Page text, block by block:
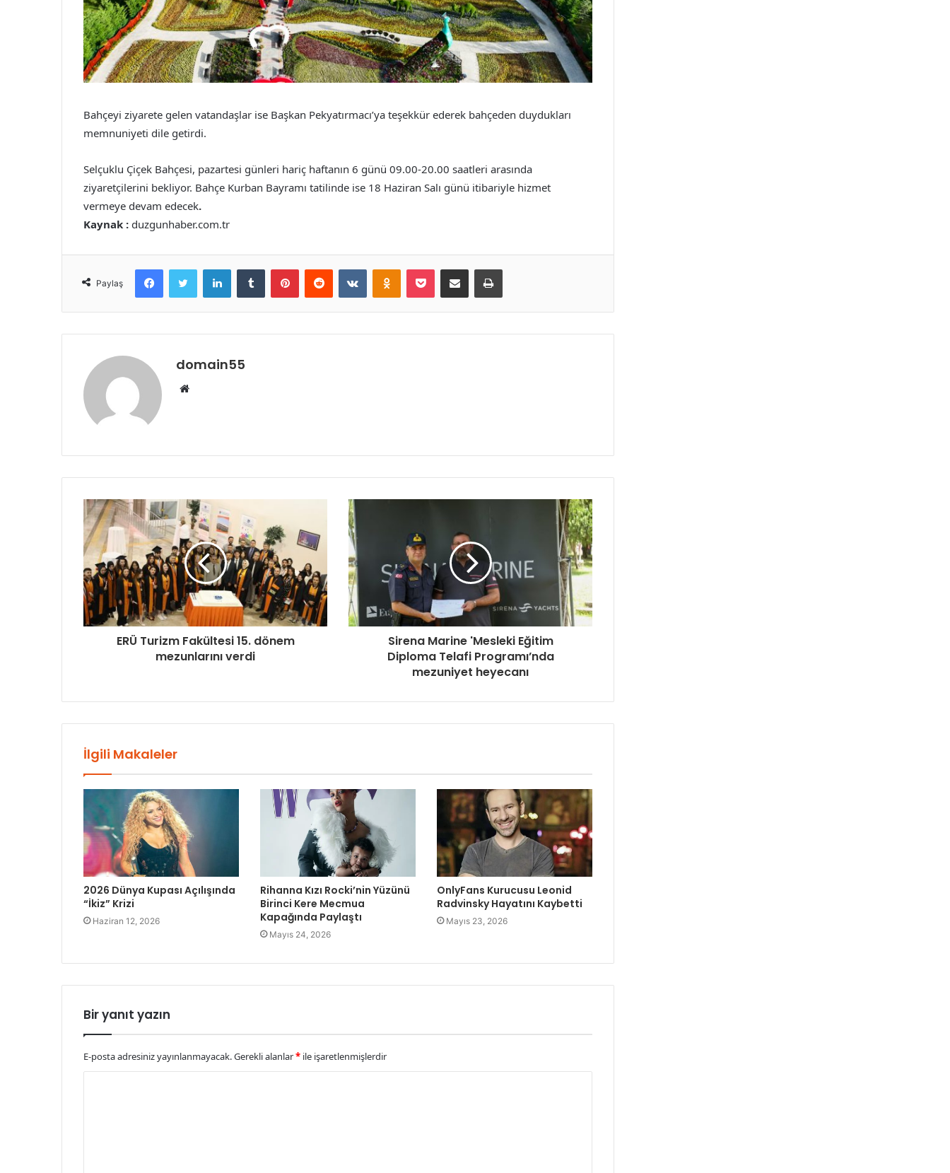
Bahçeyi ziyarete gelen vatandaşlar ise Başkan Pekyatırmacı’ya teşekkür ederek bahçeden duydukları
memnuniyeti dile getirdi.
Selçuklu Çiçek Bahçesi, pazartesi günleri hariç haftanın 6 günü 09.00-20.00 saatleri arasında
ziyaretçilerini bekliyor. Bahçe Kurban Bayramı tatilinde ise 18 Haziran Salı günü itibariyle hizmet
vermeye devam edecek.
Kaynak : duzgunhaber.com.tr
Paylaş
FacebookTwitter LinkedInTumblr PinterestReddit VKontakteOdnoklassniki
Pocket E-Posta ile paylaş Yazdır
domain55
Web
ERÜ Turizm Fakültesi 15. dönem
mezunlarını verdi
Sirena Marine 'Mesleki Eğitim
Diploma Telafi Programı’nda
mezuniyet heyecanı
İlgili Makaleler
2026 Dünya Kupası Açılışında
“İkiz” Krizi
Haziran 12, 2026
Rihanna Kızı Rocki’nin Yüzünü
Birinci Kere Mecmua
Kapağında Paylaştı
Mayıs 24, 2026
OnlyFans Kurucusu Leonid
Radvinsky Hayatını Kaybetti
Mayıs 23, 2026
Bir yanıt yazın
E-posta adresiniz yayınlanmayacak.Gerekli alanlar* ile işaretlenmişlerdir